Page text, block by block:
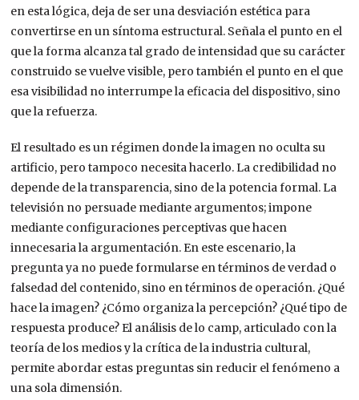
en esta lógica, deja de ser una desviación estética para
convertirse en un síntoma estructural. Señala el punto en el
que la forma alcanza tal grado de intensidad que su carácter
construido se vuelve visible, pero también el punto en el que
esa visibilidad no interrumpe la eficacia del dispositivo, sino
que la refuerza.
El resultado es un régimen donde la imagen no oculta su
artificio, pero tampoco necesita hacerlo. La credibilidad no
depende de la transparencia, sino de la potencia formal. La
televisión no persuade mediante argumentos; impone
mediante configuraciones perceptivas que hacen
innecesaria la argumentación. En este escenario, la
pregunta ya no puede formularse en términos de verdad o
falsedad del contenido, sino en términos de operación. ¿Qué
hace la imagen? ¿Cómo organiza la percepción? ¿Qué tipo de
respuesta produce? El análisis de lo camp, articulado con la
teoría de los medios y la crítica de la industria cultural,
permite abordar estas preguntas sin reducir el fenómeno a
una sola dimensión.